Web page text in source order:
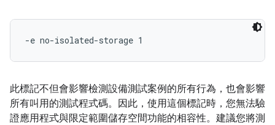
此標記不但會影響檢測設備測試案例的所有行為，也會影響
所有叫用的測試程式碼。因此，使用這個標記時，您無法驗
證應用程式與限定範圍儲存空間功能的相容性。建議您將測